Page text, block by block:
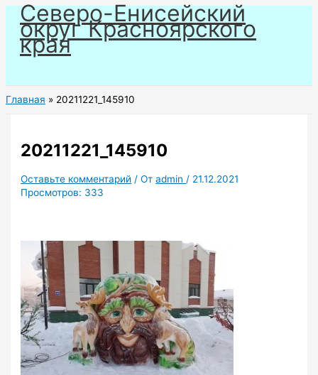
Перейти
содержимому
Северо-Енисейский
округ Красноярского
края
Главная 20211221_145910
20211221_145910
Оставьте комментарий / Отadmin / 21.12.2021
Просмотров: 333